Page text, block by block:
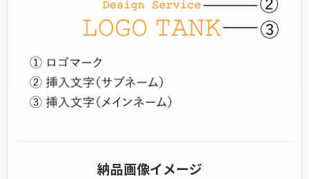
納品画像イメージ